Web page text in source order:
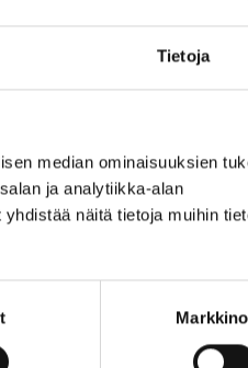
Tietoja
median ominaisuuksien
ja analytiikka-alan
näitä tietoja muihin